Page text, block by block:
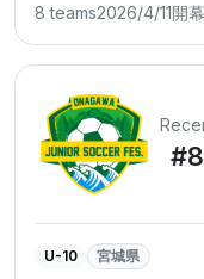
8 teams2026/4/11開幕
#8
U-10 宮城県